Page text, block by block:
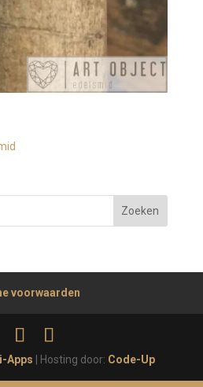
voorwaarden
Apps | Hosting door: Code-Up